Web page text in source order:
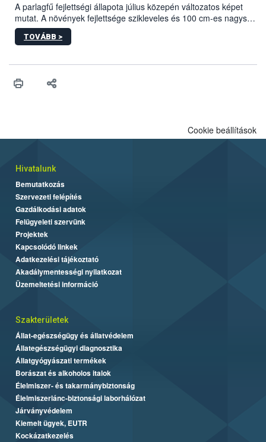
A parlagfű fejlettségi állapota július közepén változatos képet
mutat. A növények fejlettsége szikleveles és 100 cm-es nagyság
közötti, ám a növényméret és az elágazások száma sok helyen
elmarad az eddigi években jellemzőtől. A legfejlettebb egyedek
cm-es példányok is találhatóak). A parlagfűnövények nagy része
fenológiai fázisba való átmenet már országszerte zajlik,
megjelentek a virágbimbós egyedek, sőt Hajdú-Bihar
vármegyében már 20-40%-os, Békés vármegyében 40-55%-os
kezdete fejlettségű parlagfüvet is sikerült találni (többnyire
10%-os, Hajdú-Bihar vármegyében már 5-20%-os arányban
vannak jelen virágozni kezdő egyedek.
TOVÁBB >
Cookie beállítások
Hivatalunk
Bemutatkozás
Szervezeti felépítés
Gazdálkodási adatok
Felügyeleti szervünk
Projektek
Kapcsolódó linkek
Adatkezelési tájékoztató
Akadálymentességi nyilatkozat
Üzemeltetési információ
Szakterületek
Állat-egészségügy és állatvédelem
Állategészségügyi diagnosztika
Állatgyógyászati termékek
Borászat és alkoholos italok
Élelmiszer- és takarmánybiztonság
Élelmiszerlánc-biztonsági laborhálózat
Járványvédelem
Kiemelt ügyek, EUTR
Kockázatkezelés